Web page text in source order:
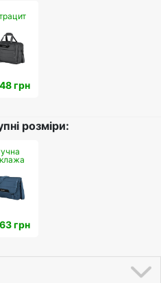
грн
розміри:
грн